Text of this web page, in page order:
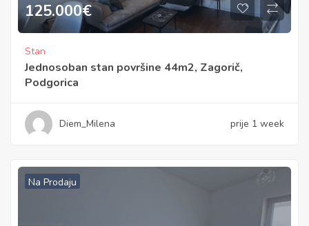
125.000€
Stan
Jednosoban stan površine 44m2, Zagorič,
Podgorica
Diem_Milena prije 1 week
Na Prodaju